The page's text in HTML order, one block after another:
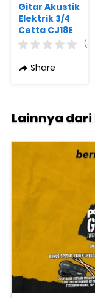
Gitar Akustik
Elektrik 3/4
Cetta CJ18E
Varian
Original
(0)
Share
Lainnya